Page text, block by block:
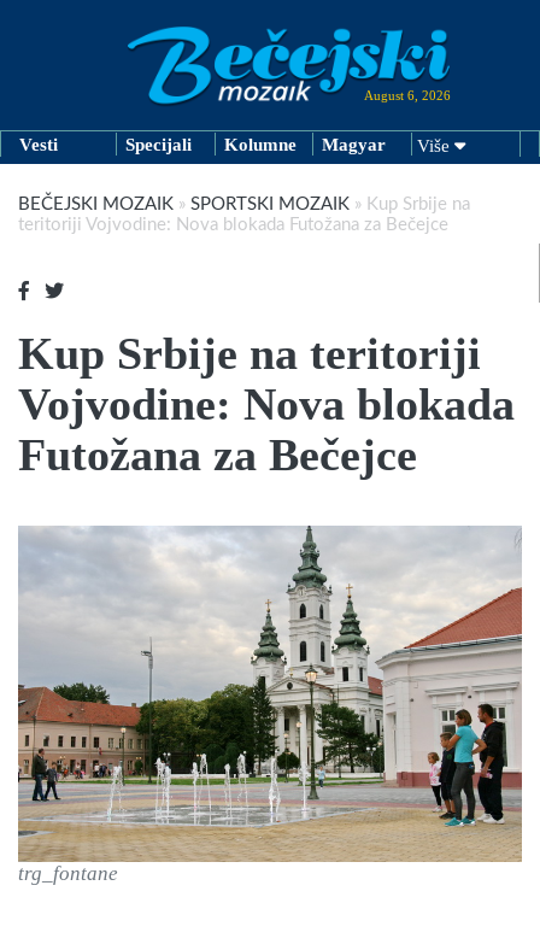
August 6, 2026
Vesti Specijali Kolumne Magyar Više
BEČEJSKI MOZAIK » SPORTSKI MOZAIK » Kup Srbije na
teritoriji Vojvodine: Nova blokada Futožana za Bečejce
Kup Srbije na teritoriji
Vojvodine: Nova blokada
Futožana za Bečejce
trg_fontane